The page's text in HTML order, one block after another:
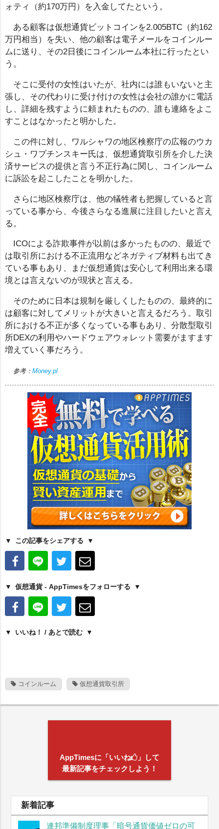
ォティ（約170万円）を入金してたという。
ある顧客は仮想通貨ビットコインを2.005BTC（約162
万円相当）を失い、他の顧客は電子メールをコインルー
ムに送り、その2日後にコインルーム本社に行ったとい
う。
そこに受付の女性はいたが、社内には誰もいないと主
張し、その代わりに受け付けの女性は会社の誰かに電話
し、詳細を残すように頼まれたものの、誰も連絡をよこ
すことはなかったと明かした。
この件に対し、ワルシャワの地区検察庁の広報のウカ
シュ・ワプチンスキー氏は、仮想通貨取引所を介した決
済サービスの提供と言う不正行為に関し、コインルーム
に訴訟を起こしたことを明かした。
さらに地区検察庁は、他の犠牲者も把握していると言
っている事から、今後さらなる進展に注目したいと言え
る。
ICOによる詐欺事件が以前は多かったものの、最近で
は取引所における不正流用などネガティブ材料も出てき
ている事もあり、まだ仮想通貨は安心して利用出来る環
境とは言えないのが現状と言える。
そのために日本は規制を厳しくしたものの、最終的に
は顧客に対してメリットが大きいと言えるだろう。取引
所における不正が多くなっている事もあり、分散型取引
所DEXの利用やハードウェアウォレット需要がますます
増えていく事だろう。
参考： Money.pl
この記事をシェアする
仮想通貨 - AppTimesをフォローする
いいね！ / あとで読む
コインルーム 仮想通貨取引所
AppTimesに「いいね
」して
最新記事をチェックしよう！
新着記事
連邦準備制度理事「暗号通貨価値ゼロの可